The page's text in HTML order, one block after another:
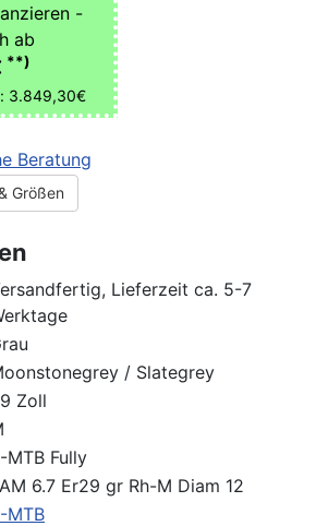
-
ab
**)
3.849,30€
Größen
Lieferzeit ca. 5-7
/ Slategrey
Zoll
MTB Fully
6.7 Er29 gr Rh-M Diam 12
MTB